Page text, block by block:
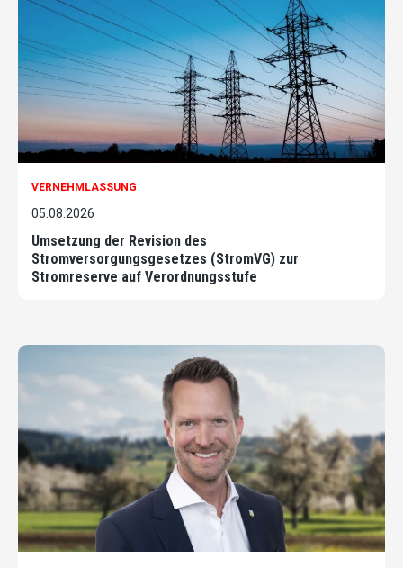
VERNEHMLASSUNG
05.08.2026
Umsetzung der Revision des
Stromversorgungsgesetzes (StromVG) zur
Stromreserve auf Verordnungsstufe